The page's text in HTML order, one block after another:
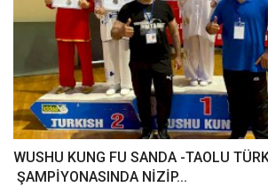
WUSHU KUNG FU SANDA -TAOLU
ŞAMPİYONASINDA NİZİP...